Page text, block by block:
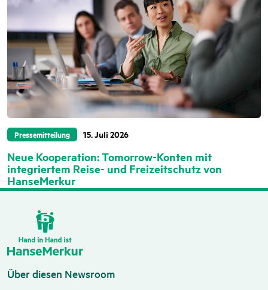
Pressemitteilung 15. Juli 2026
Neue Kooperation: Tomorrow-Konten mit
integriertem Reise- und Freizeitschutz von
HanseMerkur
Über diesen Newsroom